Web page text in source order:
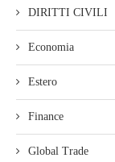
DIRITTI CIVILI
Economia
Estero
Finance
Global Trade